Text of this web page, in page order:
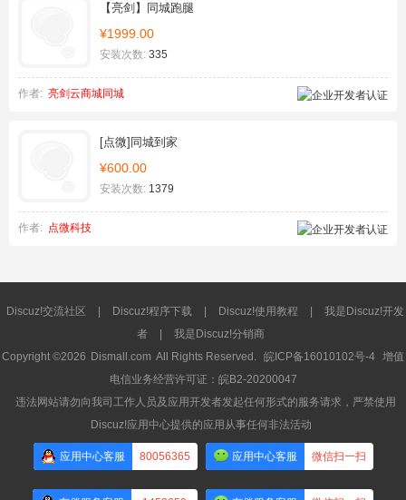
【亮剑】同城跑腿
¥1999.00
安装次数: 335
作者: 亮剑云商城同城
[点微]同城到家
¥600.00
安装次数: 1379
作者: 点微科技
Discuz!交流社区 Discuz!程序下载 Discuz!使用教程
我是Discuz!开发
者
我是Discuz!分销商
Copyright ©2026 Dismall.com All Rights Reserved. 皖ICP备16010102号-4 增值
电信业务经营许可证：皖B2-20200047
违法网站请勿向我司工作人员及应用开发者发起任何形式的服务请求，严禁使用
Discuz!应用中心提供的应用从事任何非法活动
应用中心客服 80056365 应用中心客服 微信扫一扫